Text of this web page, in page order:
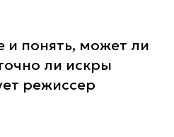
и понять, может ли
ли искры
режиссер